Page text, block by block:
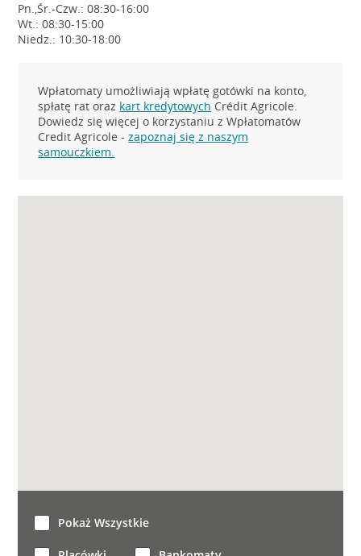
Pn.,Śr.-Czw.: 08:30-16:00
Wt.: 08:30-15:00
Niedz.: 10:30-18:00
Wpłatomaty umożliwiają wpłatę gotówki na konto,
spłatę rat oraz kart kredytowych Crédit Agricole.
Dowiedz się więcej o korzystaniu z Wpłatomatów
Credit Agricole -zapoznaj się z naszym
samouczkiem.
Pokaż Wszystkie